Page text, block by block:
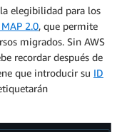
elegibilidad para los
2.0, que permite
migrados. Sin AWS
recordar después de
que introducir su ID